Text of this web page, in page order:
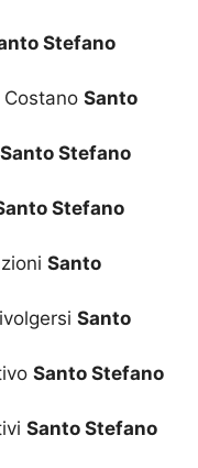
Stefano
Santo
Santo Stefano
Stefano
Santo
Santo
Santo Stefano
Santo Stefano